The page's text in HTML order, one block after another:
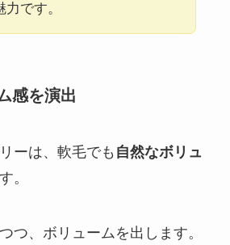
です。
感を演出
ーは、軟毛でも 自然なボリュ
。
つ、ボリュームを出します。